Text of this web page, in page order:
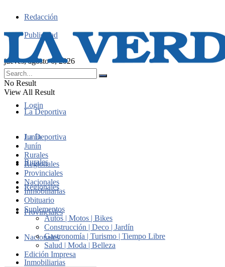
Redacción
Publicidad
jueves, agosto 6, 2026
Login
No Result
View All Result
La Deportiva
Junín
Rurales
Regionales
Provinciales
Nacionales
Inmobiliarias
La Deportiva
Junín
Rurales
Regionales
Provinciales
Nacionales
Inmobiliarias
Obituario
Suplementos
Autos | Motos | Bikes
Construcción | Deco | Jardín
Gastronomía | Turismo | Tiempo Libre
Salud | Moda | Belleza
Edición Impresa